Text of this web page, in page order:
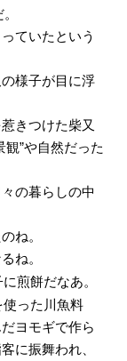
ていたという
様子が目に浮
きつけた柴又
”や自然だった
の暮らしの中
ね。
ね。
煎餅だなあ。
使った川魚料
ヨモギで作ら
に振舞われ、